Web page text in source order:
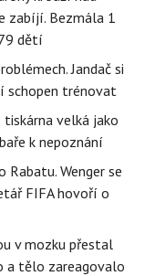
zabíjí. Bezmála 1
dětí
Jandač si
schopen trénovat
velká jako
k nepoznání
Wenger se
FIFA hovoří o
v mozku přestal
a tělo zareagovalo